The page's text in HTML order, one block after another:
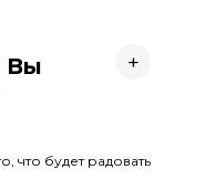
Вы
+
с
по дизайн-
что будет радовать